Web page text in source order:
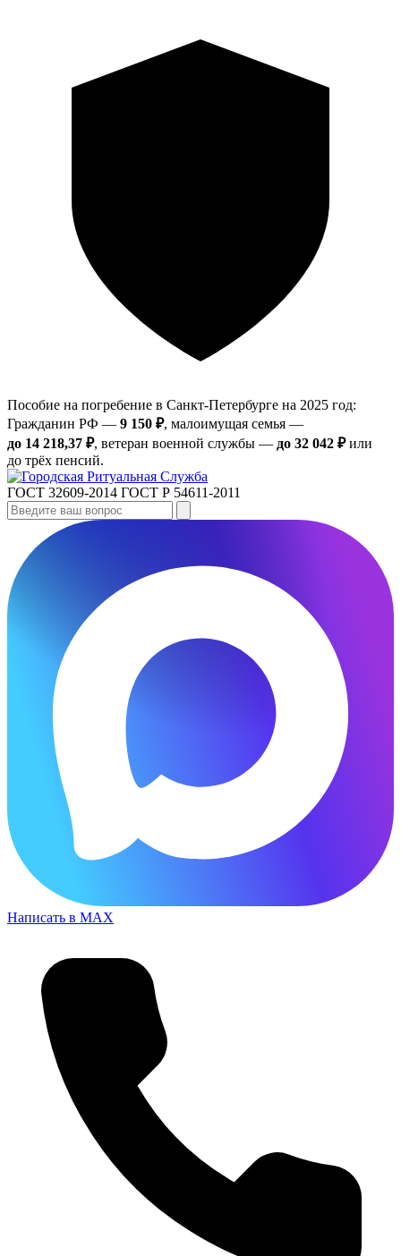
Пособие на погребение в Санкт‑Петербурге на 2025 год:
Гражданин РФ — 9 150 ₽, малоимущая семья —
до 14 218,37 ₽, ветеран военной службы — до 32 042 ₽или
до трёх пенсий.
ГОСТ 32609-2014 ГОСТ Р 54611-2011
Написать в MAX